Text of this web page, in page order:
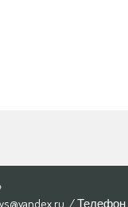
/ Телефон